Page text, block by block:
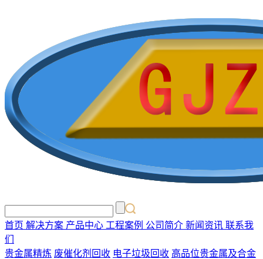
首页 解决方案 产品中心 工程案例 公司简介 新闻资讯 联系我
们
贵金属精炼 废催化剂回收 电子垃圾回收 高品位贵金属及合金